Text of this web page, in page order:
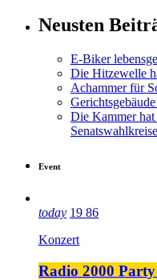
Neusten
E-Biker
Die Hitzewelle
Achammer für
Die Kammer
Event
today 19 86
Konzert
Radio 2000